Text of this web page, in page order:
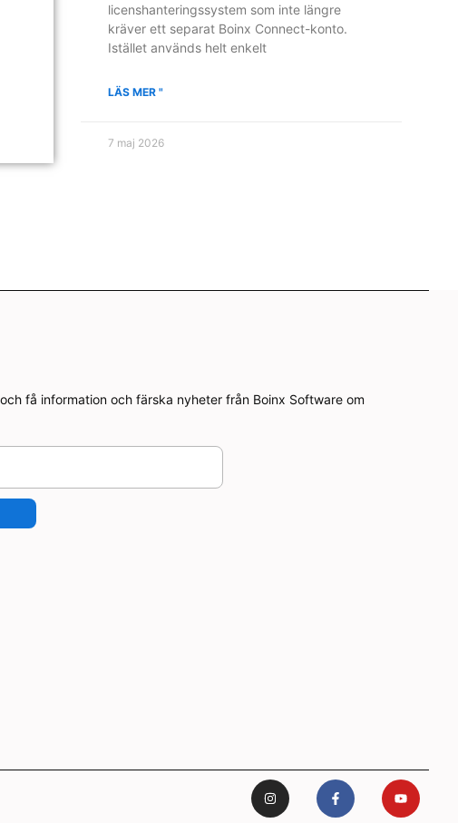
licenshanteringssystem som inte längre
kräver ett separat Boinx Connect-konto.
Istället används helt enkelt
LÄS MER "
7 maj 2026
få information och färska nyheter från Boinx Software om